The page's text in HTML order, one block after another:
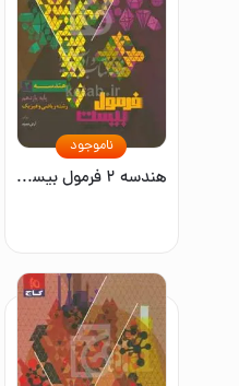
هندسه ۲ فرمول بیست/پایه یازدهم رشته ریاضی و تجربی
ناموجود